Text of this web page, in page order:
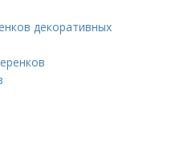
декоративных